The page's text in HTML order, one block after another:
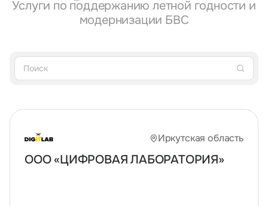
Тарифы
Услуги по поддержанию летной годности и
модернизации БВС
Иркутская область
ООО «ЦИФРОВАЯ ЛАБОРАТОРИЯ»